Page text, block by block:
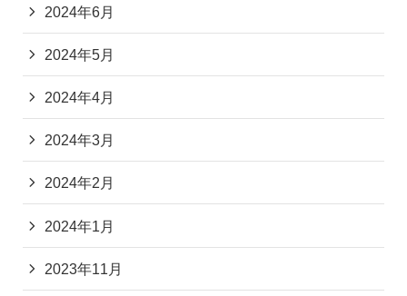
2024年6月
2024年5月
2024年4月
2024年3月
2024年2月
2024年1月
2023年11月